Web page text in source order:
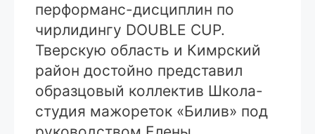
перформанс-дисциплин по
чирлидингу DOUBLE CUP.
Тверскую область и Кимрский
район достойно представил
образцовый коллектив Школа-
студия мажореток «Билив» под